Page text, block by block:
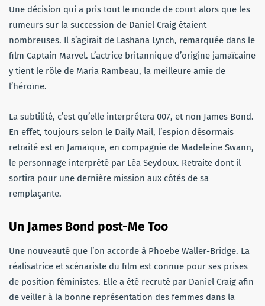
Une décision qui a pris tout le monde de court alors que les
rumeurs sur la succession de Daniel Craig étaient
nombreuses. Il s’agirait de Lashana Lynch, remarquée dans le
film Captain Marvel. L’actrice britannique d’origine jamaïcaine
y tient le rôle de Maria Rambeau, la meilleure amie de
l’héroïne.
La subtilité, c’est qu’elle interprétera 007, et non James Bond.
En effet, toujours selon le Daily Mail, l’espion désormais
retraité est en Jamaïque, en compagnie de Madeleine Swann,
le personnage interprété par Léa Seydoux. Retraite dont il
sortira pour une dernière mission aux côtés de sa
remplaçante.
Un James Bond post-Me Too
Une nouveauté que l’on accorde à Phoebe Waller-Bridge. La
réalisatrice et scénariste du film est connue pour ses prises
de position féministes. Elle a été recruté par Daniel Craig afin
de veiller à la bonne représentation des femmes dans la